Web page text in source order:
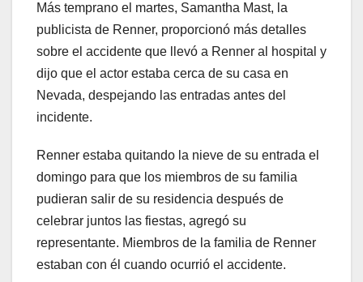
Más temprano el martes, Samantha Mast, la
publicista de Renner, proporcionó más detalles
sobre el accidente que llevó a Renner al hospital y
dijo que el actor estaba cerca de su casa en
Nevada, despejando las entradas antes del
incidente.
Renner estaba quitando la nieve de su entrada el
domingo para que los miembros de su familia
pudieran salir de su residencia después de
celebrar juntos las fiestas, agregó su
representante. Miembros de la familia de Renner
estaban con él cuando ocurrió el accidente.